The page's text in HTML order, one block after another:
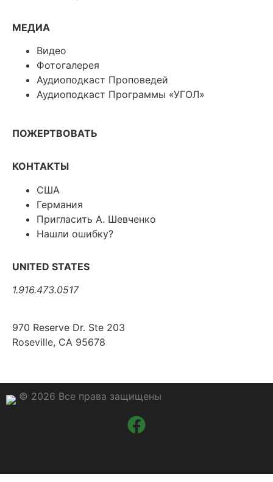
МЕДИА
Видео
Фотогалерея
Аудиоподкаст Проповедей
Аудиоподкаст Программы «УГОЛ»
ПОЖЕРТВОВАТЬ
КОНТАКТЫ
США
Германия
Пригласить А. Шевченко
Нашли ошибку?
UNITED STATES
1.916.473.0517
970 Reserve Dr. Ste 203
Roseville, CA 95678
© 2026 Все права защищены